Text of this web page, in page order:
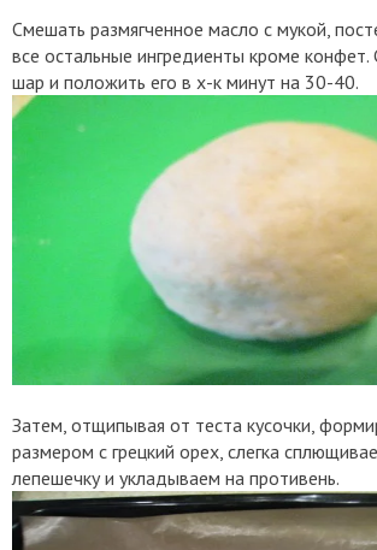
Смешать размягченное масло с мукой,
все остальные ингредиенты кроме конфет.
шар и положить его в х-к минут на 30-40.
Затем, отщипывая от теста кусочки,
размером с грецкий орех, слегка
лепешечку и укладываем на противень.